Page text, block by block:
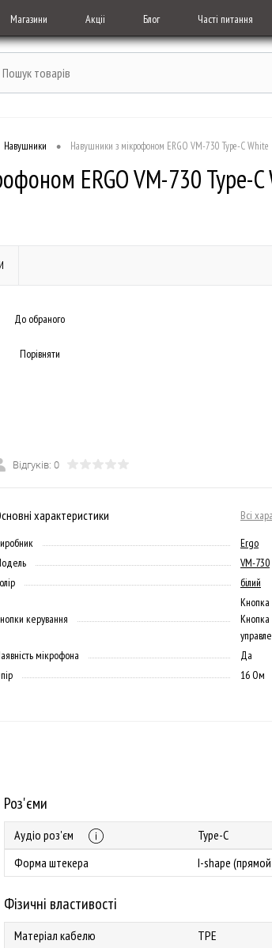
Магазини Акціі Блог Часті питання
Навушники • Навушники з мікрофоном ERGO VM-730 Type-C White
ERGO VM-730 Type-
До обраного
Порівняти
Відгуків: 0
характеристики
Всі
Ergo
VM-730
білий
керування
Кнопка
Кнопка
мікрофона
Да
16 Ом
Роз'єми
Аудіо роз'єм
Type-C
Форма штекера
I-shape
Фізичні властивості
Матеріал кабелю
TPE